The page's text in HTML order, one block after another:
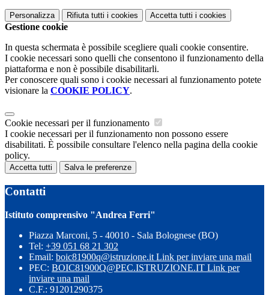
Personalizza Rifiuta tutti i cookies Accetta tutti i cookies
Gestione cookie
In questa schermata è possibile scegliere quali cookie consentire.
I cookie necessari sono quelli che consentono il funzionamento della
piattaforma e non è possibile disabilitarli.
Per conoscere quali sono i cookie necessari al funzionamento potete
visionare la COOKIE POLICY.
Cookie necessari per il funzionamento
I cookie necessari per il funzionamento non possono essere
disabilitati. È possibile consultare l'elenco nella pagina della cookie
policy.
Accetta tutti Salva le preferenze
Contatti
Istituto comprensivo "Andrea Ferri"
Piazza Marconi, 5 - 40010 - Sala Bolognese (BO)
Tel: +39 051 68 21 302
Email: boic81900q@istruzione.it Link per inviare una mail
PEC: BOIC81900Q@PEC.ISTRUZIONE.IT Link per
inviare una mail
C.F.: 91201290375